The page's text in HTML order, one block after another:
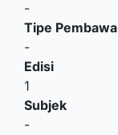
-
Tipe Pembawa
-
Edisi
1
Subjek
-